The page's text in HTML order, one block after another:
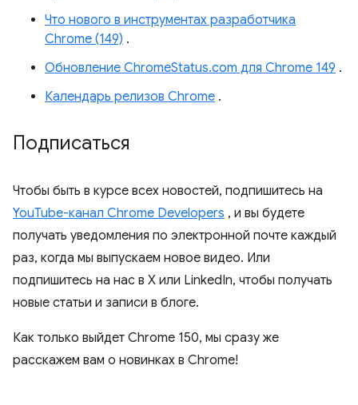
Что нового в инструментах разработчика
Chrome (149) .
Обновление ChromeStatus.com для Chrome 149 .
Календарь релизов Chrome .
Подписаться
Чтобы быть в курсе всех новостей, подпишитесь на
YouTube-канал Chrome Developers , и вы будете
получать уведомления по электронной почте каждый
раз, когда мы выпускаем новое видео. Или
подпишитесь на нас в X или LinkedIn, чтобы получать
новые статьи и записи в блоге.
Как только выйдет Chrome 150, мы сразу же
расскажем вам о новинках в Chrome!